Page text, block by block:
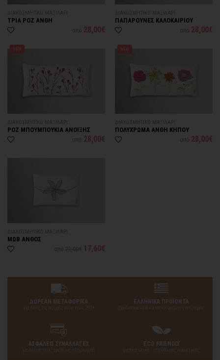
ΤΡΙΑ ΡΟΖ ΑΝΘΗ
28,00€
ΠΑΠΑΡΟΥΝΕΣ ΚΑΛΟΚΑΙΡΙΟΥ
28,00€
NEW
ΡΟΖ ΜΠΟΥΜΠΟΥΚΙΑ ΑΝΟΙΞΗΣ
28,00€
NEW
ΠΟΛΥΧΡΩΜΑ ΑΝΘΗ ΚΗΠΟΥ
28,00€
ΜΩΒ ΑΝΘΟΣ
17,60€
ΔΩΡΕΑΝ ΜΕΤΑΦΟΡΙΚΑ
για όλες τις αγορές άνω των 200€
ΕΛΛΗΝΙΚΑ ΠΡΟΪΟΝΤΑ
σχεδιασμένα & κατασκευασμένα από εμάς
ΑΣΦΑΛΕΙΣ ΣΥΝΑΛΛΑΓΕΣ
με όλους τους τρόπους πληρωμής
ECO FRIENDLY
φυσικά υλικά - υπεύθυνες πρακτικές